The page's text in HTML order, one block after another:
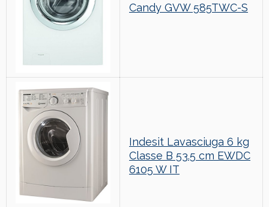
Candy GVW 585TWC-S
Indesit Lavasciuga 6 kg
Classe B 53.5 cm EWDC
6105 W IT